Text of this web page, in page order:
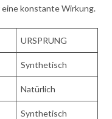
konstante Wirkung.
URSPRUNG
Synthetisch
Natürlich
Synthetisch